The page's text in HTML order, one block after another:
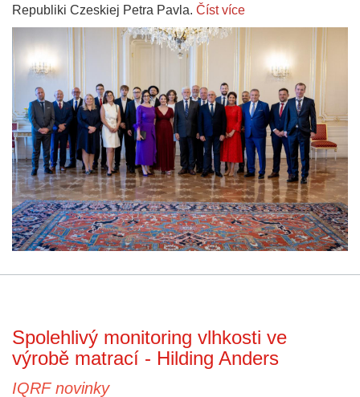
Republiki Czeskiej Petra Pavla. Číst více
Spolehlivý monitoring vlhkosti ve
výrobě matrací - Hilding Anders
IQRF novinky